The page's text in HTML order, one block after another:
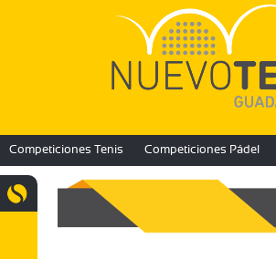
Competiciones Tenis Competiciones Pádel